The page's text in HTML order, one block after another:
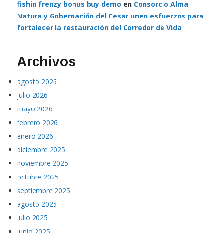
fishin frenzy bonus buy demo en Consorcio Alma
Natura y Gobernación del Cesar unen esfuerzos para
fortalecer la restauración del Corredor de Vida
Archivos
agosto 2026
julio 2026
mayo 2026
febrero 2026
enero 2026
diciembre 2025
noviembre 2025
octubre 2025
septiembre 2025
agosto 2025
julio 2025